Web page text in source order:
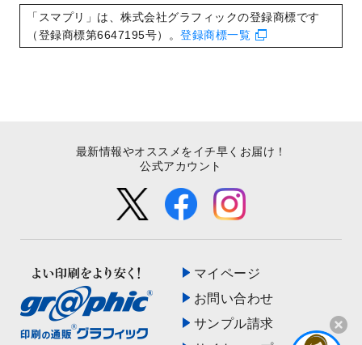
2022/8/24
印刷用データの解像度
を引き上げまし
た！
「スマプリ」は、株式会社グラフィックの登録商標です
（登録商標第6647195号）。 登録商標一覧
マイページ
お問い合わせ
サンプル請求
最新情報やオススメをイチ早くお届け！
公式アカウント